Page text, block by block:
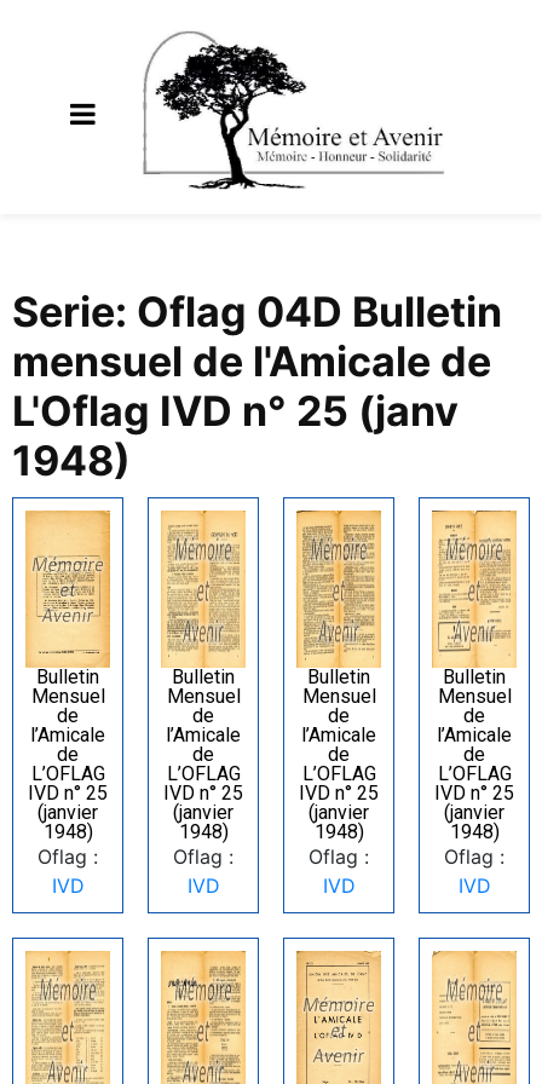
Serie: Oflag 04D Bulletin
mensuel de l'Amicale de
L'Oflag IVD n° 25 (janv
1948)
Bulletin
Mensuel
de
l’Amicale
de
L’OFLAG
IVD n° 25
(janvier
1948)
Oflag :
IVD
Bulletin
Mensuel
de
l’Amicale
de
L’OFLAG
IVD n° 25
(janvier
1948)
Oflag :
IVD
Bulletin
Mensuel
de
l’Amicale
de
L’OFLAG
IVD n° 25
(janvier
1948)
Oflag :
IVD
Bulletin
Mensuel
de
l’Amicale
de
L’OFLAG
IVD n° 25
(janvier
1948)
Oflag :
IVD